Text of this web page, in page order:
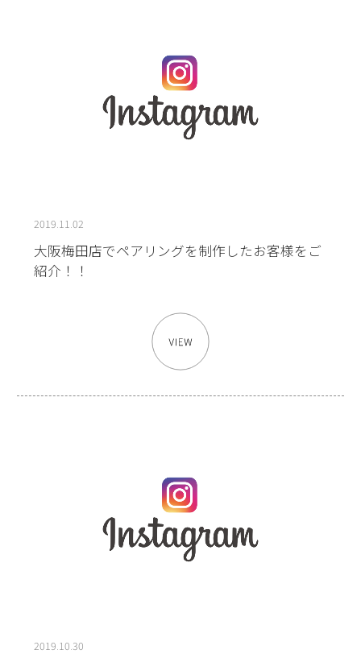
2019.11.02
大阪梅田店でペアリングを制作したお客様をご
紹介！！
2019.10.30